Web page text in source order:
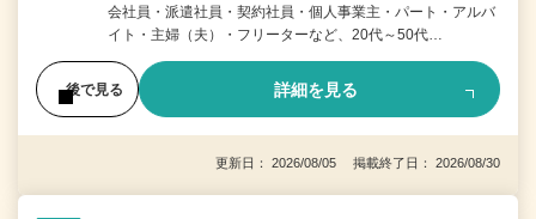
会社員・派遣社員・契約社員・個人事業主・パート・アルバ
イト・主婦（夫）・フリーターなど、20代～50代…
後で見る 詳細を見る
更新日： 2026/08/05 掲載終了日： 2026/08/30